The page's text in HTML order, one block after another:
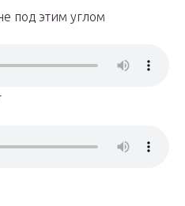
под этим углом